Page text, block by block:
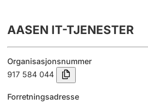
Årsregnskap
Innsending og forsinkelsesgebyr
Tinglysing
AASEN IT-TJENESTER
Organisasjonsnummer
917 584 044
Forretningsadresse